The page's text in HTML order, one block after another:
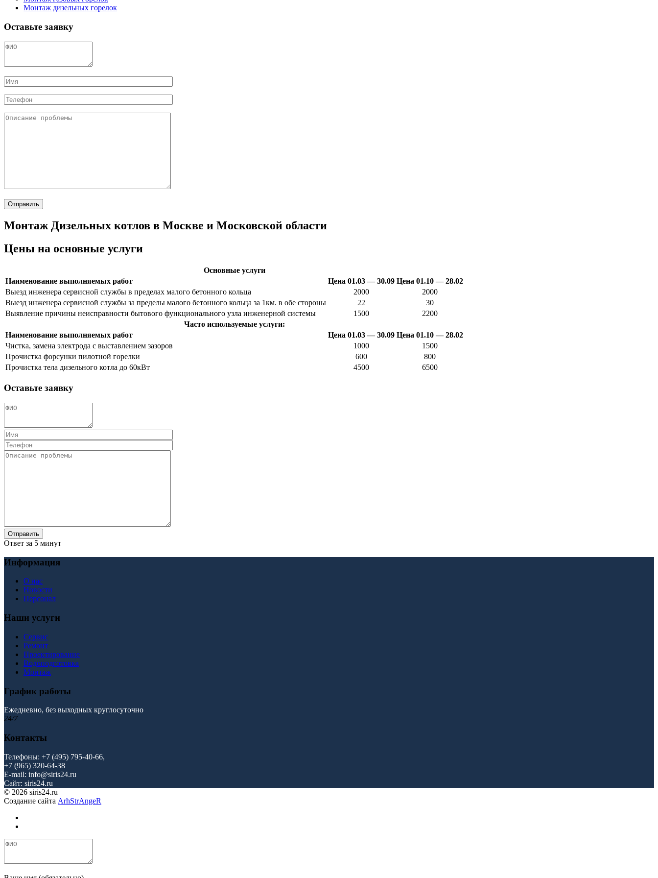
Монтаж дизельных горелок
Оставьте заявку
Монтаж Дизельных котлов в Москве и Московской области
Цены на основные услуги
Основные услуги
Наименование выполняемых работ
Цена 01.03 — 30.09 Цена 01.10 — 28.02
Выезд инженера сервисной службы в пределах малого бетонного кольца
2000
2000
Выезд инженера сервисной службы за пределы малого бетонного кольца за 1км. в обе стороны
22
30
Выявление причины неисправности бытового функционального узла инженерной системы
1500
2200
Часто используемые услуги:
Наименование выполняемых работ
Цена 01.03 — 30.09 Цена 01.10 — 28.02
Чистка, замена электрода с выставлением зазоров
1000
1500
Прочистка форсунки пилотной горелки
600
800
Прочистка тела дизельного котла до 60кВт
4500 6500
Оставьте заявку
Ответ за 5 минут
Информация
О нас
Новости
Персонал
Наши услуги
Сервис
Ремонт
Проектирование
Водоподготовка
Монтаж
График работы
Ежедневно, без выходных круглосуточно
24/7
Контакты
Телефоны: +7 (495) 795-40-66,
+7 (965) 320-64-38
E-mail: info@siris24.ru
Cайт: siris24.ru
© 2026 siris24.ru
Создание сайта ArhStrAngeR